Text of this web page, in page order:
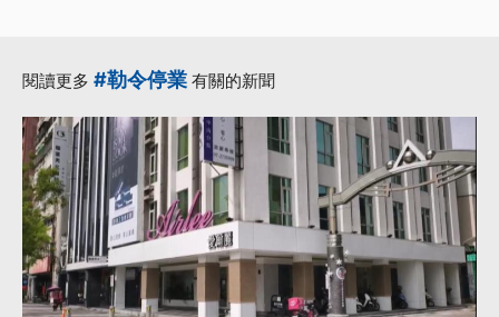
閱讀更多 #勒令停業 有關的新聞